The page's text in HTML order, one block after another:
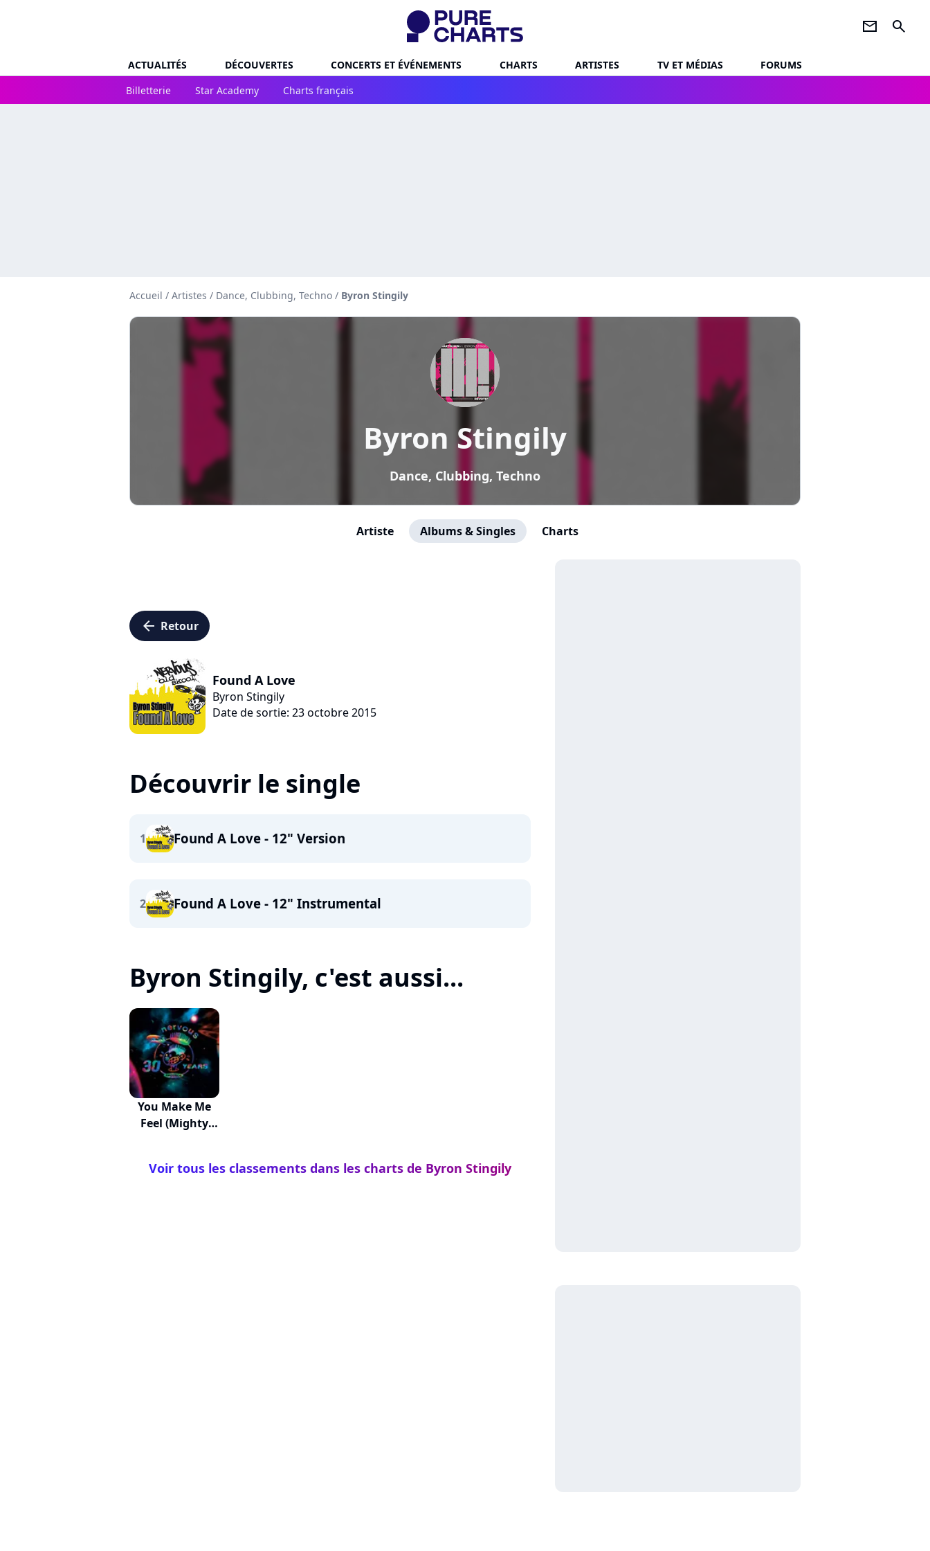
newsletter search
ACTUALITÉS DÉCOUVERTES CONCERTS ET ÉVÉNEMENTS CHARTS ARTISTES TV ET MÉDIAS
FORUMS
Billetterie
Star Academy Charts français
Accueil / Artistes / Dance, Clubbing, Techno / Byron Stingily
Byron Stingily
Dance, Clubbing, Techno
Artiste Albums & Singles Charts
arrow_left Retour
Found A Love
Byron Stingily
Date de sortie: 23 octobre 2015
Découvrir le single
1 Found A Love - 12" Version
2 Found A Love - 12" Instrumental
Byron Stingily, c'est aussi...
You Make Me
Feel (Mighty
Voir tous les classements dans les charts de Byron Stingily